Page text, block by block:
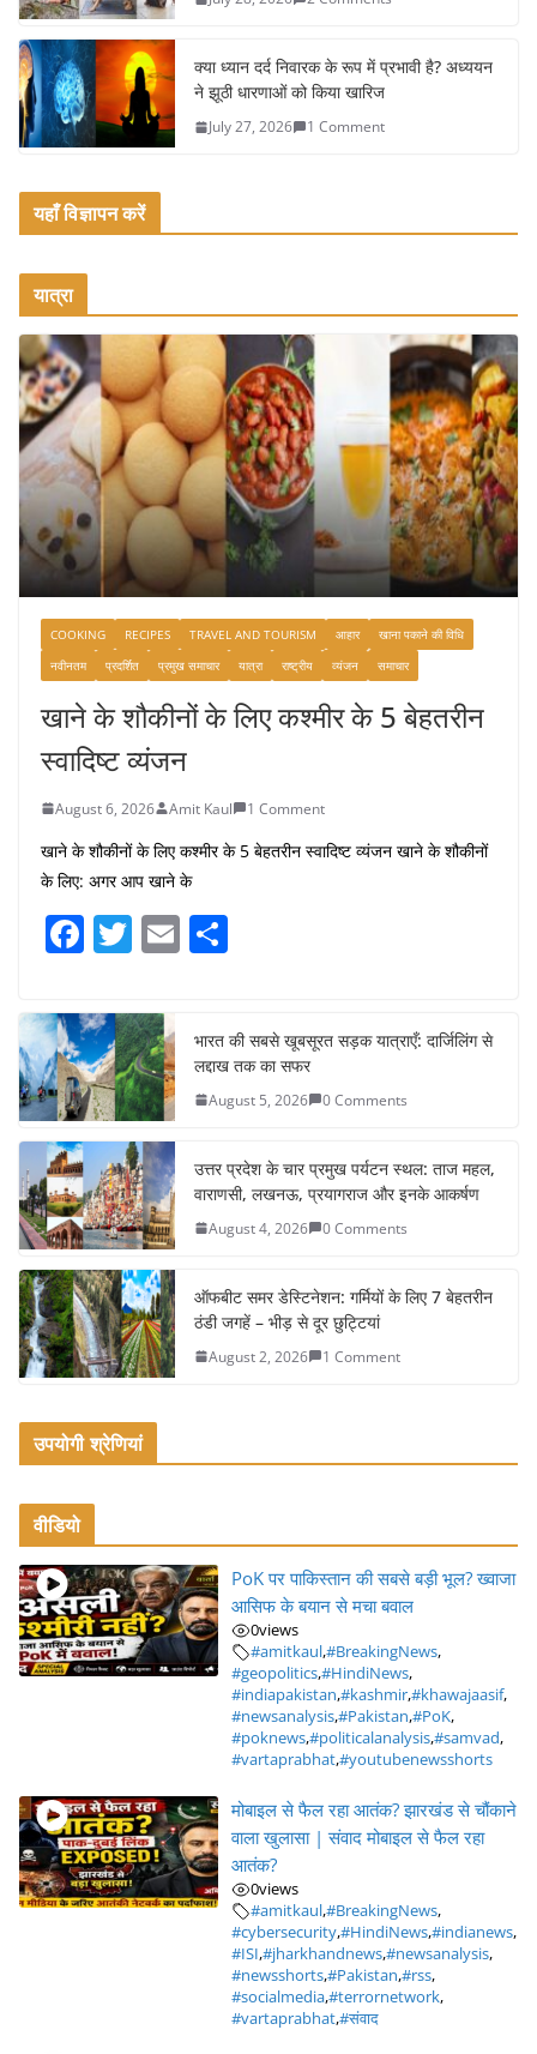
क्या ध्यान दर्द निवारक के रूप में प्रभावी है? अध्ययन
ने झूठी धारणाओं को किया खारिज
July 27, 2026 1 Comment
यहाँ विज्ञापन करें
यात्रा
COOKING RECIPES TRAVEL AND TOURISM आहार
खाना पकाने की विधि
नवीनतम
प्रदर्शित प्रमुख समाचार यात्रा राष्ट्रीय व्यंजन समाचार
खाने के शौकीनों के लिए कश्मीर के 5 बेहतरीन
स्वादिष्ट व्यंजन
August 6, 2026 Amit Kaul 1 Comment
खाने के शौकीनों के लिए कश्मीर के 5 बेहतरीन स्वादिष्ट व्यंजन खाने के शौकीनों
के लिए: अगर आप खाने के
F
c
e
b
o
o
k
T
itt
er
E
e
भारत की सबसे खूबसूरत सड़क यात्राएँ: दार्जिलिंग से
लद्दाख तक का सफर
August 5, 2026 0 Comments
उत्तर प्रदेश के चार प्रमुख पर्यटन स्थल: ताज महल,
वाराणसी, लखनऊ, प्रयागराज और इनके आकर्षण
August 4, 2026 0 Comments
ऑफबीट समर डेस्टिनेशन: गर्मियों के लिए 7 बेहतरीन
ठंडी जगहें – भीड़ से दूर छुट्टियां
August 2, 2026 1 Comment
उपयोगी श्रेणियां
वीडियो
PoK पर पाकिस्तान की सबसे बड़ी भूल? ख्वाजा
आसिफ के बयान से मचा बवाल
0views
#amitkaul,#BreakingNews,
#geopolitics,#HindiNews,
#indiapakistan,#kashmir,#khawajaasif,
#newsanalysis,#Pakistan,#PoK,
#poknews,#politicalanalysis,#samvad,
#vartaprabhat,#youtubenewsshorts
मोबाइल से फैल रहा आतंक? झारखंड से चौंकाने
वाला खुलासा | संवाद मोबाइल से फैल रहा
आतंक?
0views
#amitkaul,#BreakingNews,
#cybersecurity,#HindiNews,#indianews,
#ISI,#jharkhandnews,#newsanalysis,
#newsshorts,#Pakistan,#rss,
#socialmedia,#terrornetwork,
#vartaprabhat,#संवाद